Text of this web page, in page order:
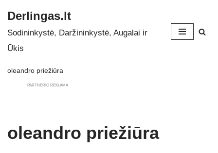
Skip
to
Derlingas.lt
Sodininkystė, Daržininkystė, Augalai ir
Ūkis
oleandro priežiūra
PARTNERIO REKLAMA
oleandro priežiūra